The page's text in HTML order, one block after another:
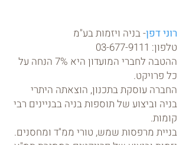
רוני דפן- בניה ויזמות בע"מ
טלפון: 03-677-9111
ההטבה לחברי המועדון היא 7% הנחה על
כל פרויקט.
החברה עוסקת בתכנון, הוצאתה היתרי
בניה וביצוע של תוספות בניה בבניינים רבי
קומות.
בניית מרפסות שמש, טורי ממ"ד ומחסנים.